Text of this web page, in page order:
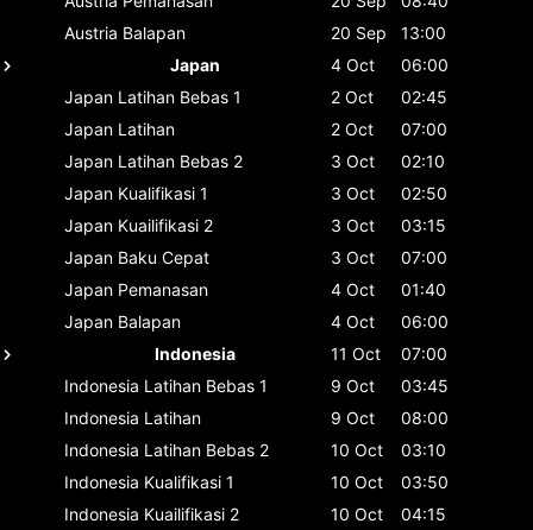
Austria Balapan 20 Sep
13:00
Japan
4 Oct
06:00
Japan Latihan Bebas 1 2 Oct
02:45
Japan Latihan 2 Oct
07:00
Japan Latihan Bebas 2 3 Oct
02:10
Japan Kualifikasi 1 3 Oct
02:50
Japan Kuailifikasi 2 3 Oct
03:15
Japan Baku Cepat 3 Oct
07:00
Japan Pemanasan 4 Oct
01:40
Japan Balapan 4 Oct
06:00
Indonesia
11 Oct
07:00
Indonesia Latihan Bebas 1 9 Oct
03:45
Indonesia Latihan 9 Oct
08:00
Indonesia Latihan Bebas 2 10 Oct
03:10
Indonesia Kualifikasi 1 10 Oct
03:50
Indonesia Kuailifikasi 2 10 Oct
04:15